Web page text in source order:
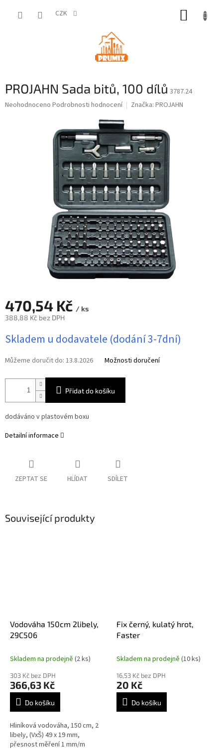
CZK
PROJAHN Sada bitů, 100 dílů 3787.24
Průměrné
Neohodnoceno Podrobnosti hodnocení Značka: PROJAHN
470,54 Kč / ks
388,88 Kč bez DPH
cena:
Skladem u dodavatele (dodání 3-7dní)
Můžeme doručit do: 13.8.2026 Možnosti doručení
Přidat do košíku
dodáváno v plastovém boxu
Detailní informace
ZEPTAT SE HLÍDAT SDÍLET
Související produkty
Vodováha 150cm 2libely,
29C506
Skladem na prodejně (2 ks)
303 Kč bez DPH
366,63 Kč
Do košíku
Hliníková vodováha, 150 cm, 2
libely, (VxŠ) 49 x 19 mm,
přesnost měření 1 mm/m
Fix černý, kulatý hrot,
Faster
Skladem na prodejně (10 ks)
16,53 Kč bez DPH
20 Kč
Do košíku